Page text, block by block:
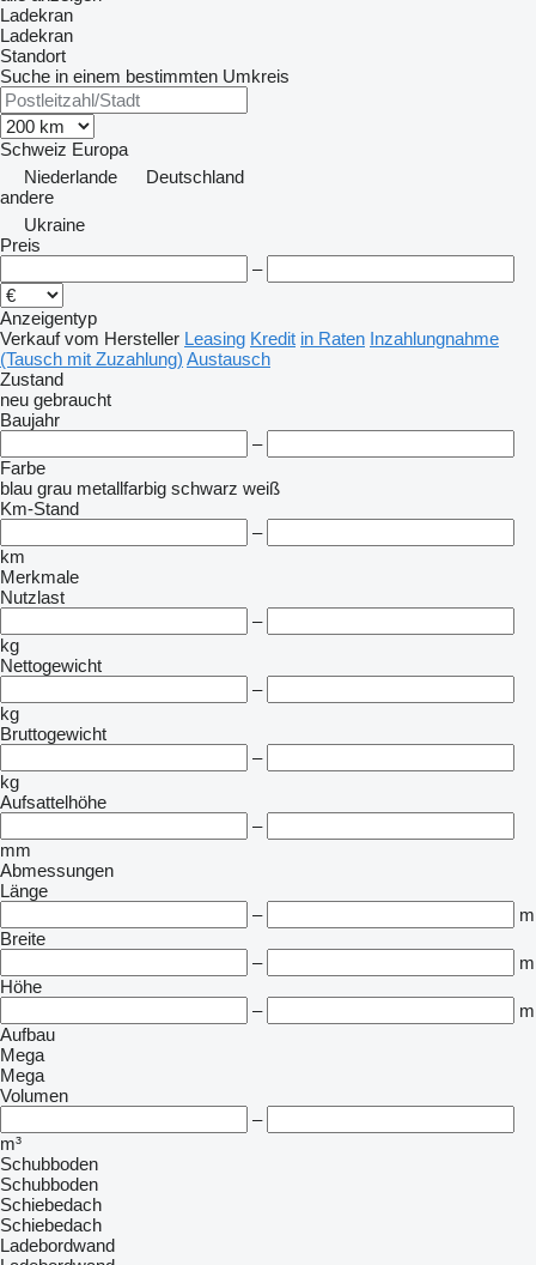
Ladekran
Ladekran
Standort
Suche in einem bestimmten Umkreis
Schweiz Europa
Niederlande
Deutschland
andere
Ukraine
Preis
–
Anzeigentyp
Verkauf vom Hersteller Leasing Kredit in Raten Inzahlungnahme
(Tausch mit Zuzahlung) Austausch
Zustand
neu gebraucht
Baujahr
–
Farbe
blau grau metallfarbig schwarz weiß
Km-Stand
–
km
Merkmale
Nutzlast
–
kg
Nettogewicht
–
kg
Bruttogewicht
–
kg
Aufsattelhöhe
–
mm
Abmessungen
Länge
–
m
Breite
–
m
Höhe
–
m
Aufbau
Mega
Mega
Volumen
–
m³
Schubboden
Schubboden
Schiebedach
Schiebedach
Ladebordwand